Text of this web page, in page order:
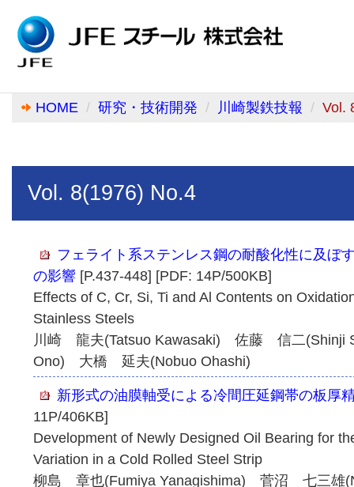
HOME 研究・技術開発 川崎製鉄技報 Vol.
Vol. 8(1976) No.4
フェライト系ステンレス鋼の耐酸化性に及ぼ
の影響 [P.437-448] [PDF: 14P/500KB]
Effects of C, Cr, Si, Ti and Al Contents on
Stainless Steels
川崎 龍夫(Tatsuo Kawasaki) 佐藤 信二
Ono) 大橋 延夫(Nobuo Ohashi)
新形式の油膜軸受による冷間圧延鋼帯の板厚
11P/406KB]
Development of Newly Designed Oil Bearing for
Variation in a Cold Rolled Steel Strip
柳島 章也(Fumiya Yanagishima) 菅沼 七三